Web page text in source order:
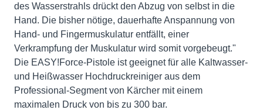
des Wasserstrahls drückt den Abzug von selbst in die
Hand. Die bisher nötige, dauerhafte Anspannung von
Hand- und Fingermuskulatur entfällt, einer
Verkrampfung der Muskulatur wird somit vorgebeugt."
Die EASY!Force-Pistole ist geeignet für alle Kaltwasser-
und Heißwasser Hochdruckreiniger aus dem
Professional-Segment von Kärcher mit einem
maximalen Druck von bis zu 300 bar.